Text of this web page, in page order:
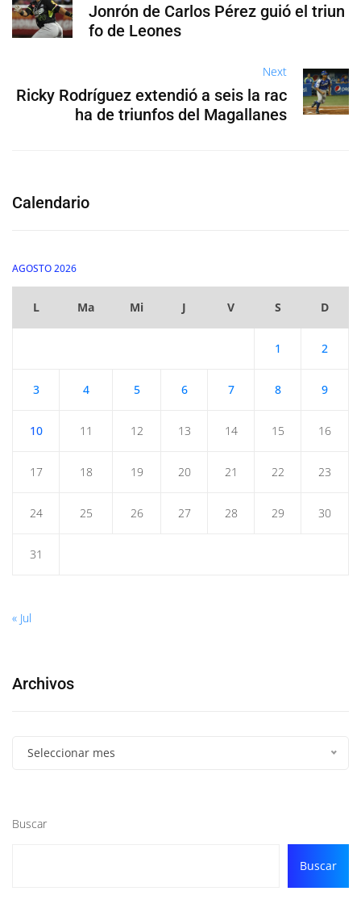
Jonrón de Carlos Pérez guió el triun
fo de Leones
Next
Ricky Rodríguez extendió a seis la rac
ha de triunfos del Magallanes
Calendario
AGOSTO 2026
L Ma Mi J V S D
1 2
3 4 5 6 7 8 9
10 11 12 13 14 15 16
17 18 19 20 21 22 23
24 25 26 27 28 29 30
31
« Jul
Archivos
Seleccionar mes
Buscar
Buscar